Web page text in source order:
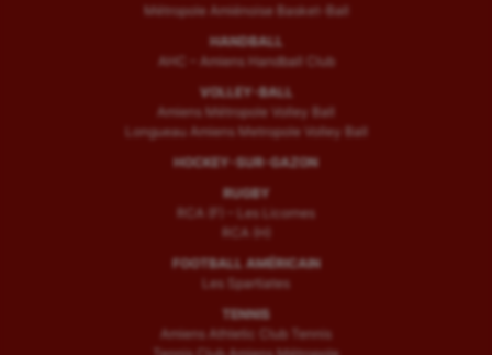
Métropole Amiénoise Basket-Ball
HANDBALL
AHC – Amiens Handball Club
VOLLEY-BALL
Amiens Métropole Volley Ball
Longueau Amiens Metropole Volley Ball
HOCKEY-SUR-GAZON
RUGBY
RCA (F) – Les Licornes
RCA (H)
FOOTBALL AMÉRICAIN
Les Spartiates
TENNIS
Amiens Athletic Club Tennis